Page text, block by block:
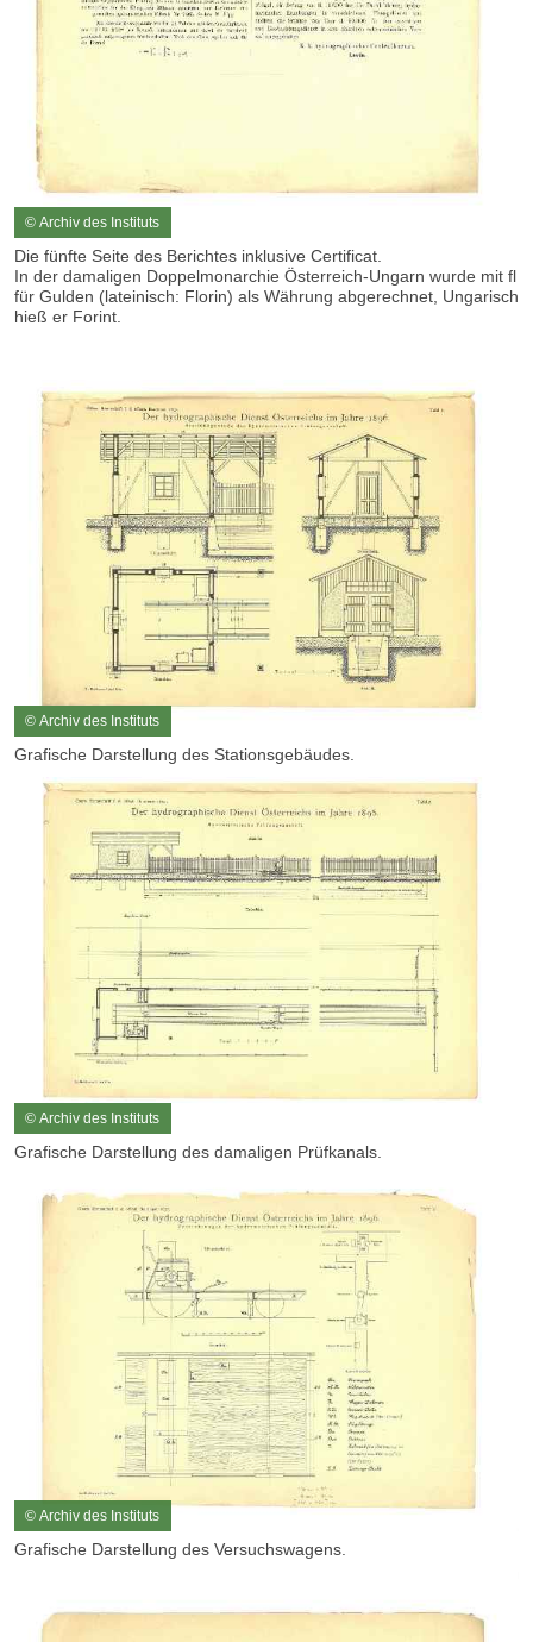
© Archiv des Instituts
Die fünfte Seite des Berichtes inklusive Certificat.
In der damaligen Doppelmonarchie Österreich-Ungarn wurde mit fl
für Gulden (lateinisch: Florin) als Währung abgerechnet, Ungarisch
hieß er Forint.
© Archiv des Instituts
Grafische Darstellung des Stationsgebäudes.
© Archiv des Instituts
Grafische Darstellung des damaligen Prüfkanals.
© Archiv des Instituts
Grafische Darstellung des Versuchswagens.